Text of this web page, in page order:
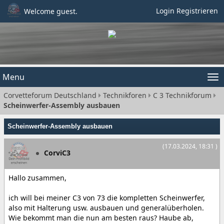
Welcome guest. Login Registrieren
Menu
Corvetteforum Deutschland Technikforen
C 3 Technikforum
Scheinwerfer-Assembly ausbauen
Scheinwerfer-Assembly ausbauen
(17.03.2024, 18:31 )
CorviC3
Hallo zusammen,
ich will bei meiner C3 von 73 die kompletten Scheinwerfer,
also mit Halterung usw. ausbauen und generalüberholen.
Wie bekommt man die nun am besten raus? Haube ab,